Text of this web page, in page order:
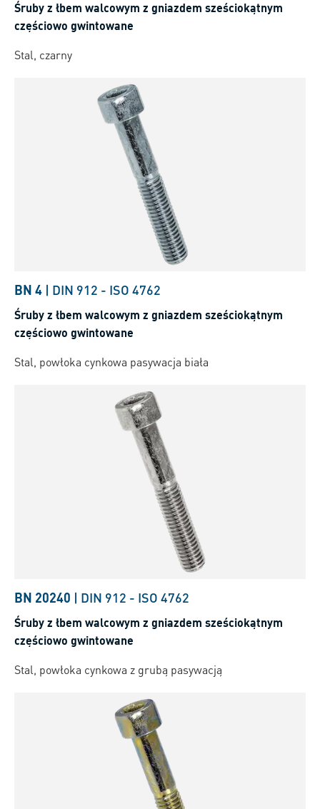
Śruby z łbem walcowym z gniazdem sześciokątnym
częściowo gwintowane
Stal, czarny
BN 4 | DIN 912 - ISO 4762
Śruby z łbem walcowym z gniazdem sześciokątnym
częściowo gwintowane
Stal, powłoka cynkowa pasywacja biała
BN 20240 | DIN 912 - ISO 4762
Śruby z łbem walcowym z gniazdem sześciokątnym
częściowo gwintowane
Stal, powłoka cynkowa z grubą pasywacją